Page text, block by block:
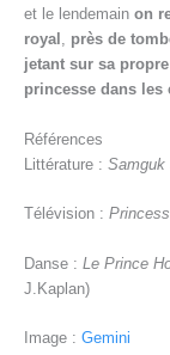
et le lendemain on
royal , près de
jetant sur sa
princesse dans les
Références
Littérature : Samguk
Télévision :
Danse : Le Prince
J.Kaplan)
Image : Gemini